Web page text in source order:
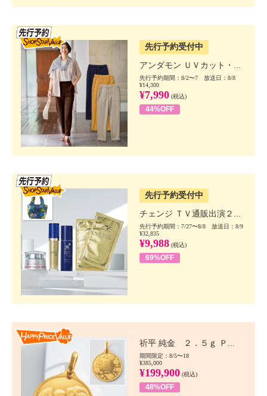
先行予約受付中
アンダモン ＵＶカット・...
先行予約期間：8/2〜7 放送日：8/8
¥14,300
¥7,990 (税込)
44%OFF
先行予約受付中
チェンジ ＴＶ通販出演２...
先行予約期間：7/27〜8/8 放送日：8/9
¥32,835
¥9,988 (税込)
69%OFF
祈平 純金 ２．５ｇ Ｐ...
期間限定：8/5〜18
¥385,000
¥199,900 (税込)
48%OFF